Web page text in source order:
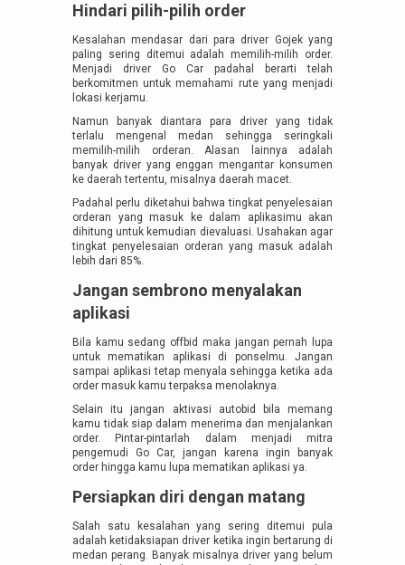
Hindari pilih-pilih order
Kesalahan mendasar dari para driver Gojek yang
paling sering ditemui adalah memilih-milih order.
Menjadi driver Go Car padahal berarti telah
berkomitmen untuk memahami rute yang menjadi
lokasi kerjamu.
Namun banyak diantara para driver yang tidak
terlalu mengenal medan sehingga seringkali
memilih-milih orderan. Alasan lainnya adalah
banyak driver yang enggan mengantar konsumen
ke daerah tertentu, misalnya daerah macet.
Padahal perlu diketahui bahwa tingkat penyelesaian
orderan yang masuk ke dalam aplikasimu akan
dihitung untuk kemudian dievaluasi. Usahakan agar
tingkat penyelesaian orderan yang masuk adalah
lebih dari 85%.
Jangan sembrono menyalakan
aplikasi
Bila kamu sedang offbid maka jangan pernah lupa
untuk mematikan aplikasi di ponselmu. Jangan
sampai aplikasi tetap menyala sehingga ketika ada
order masuk kamu terpaksa menolaknya.
Selain itu jangan aktivasi autobid bila memang
kamu tidak siap dalam menerima dan menjalankan
order. Pintar-pintarlah dalam menjadi mitra
pengemudi Go Car, jangan karena ingin banyak
order hingga kamu lupa mematikan aplikasi ya.
Persiapkan diri dengan matang
Salah satu kesalahan yang sering ditemui pula
adalah ketidaksiapan driver ketika ingin bertarung di
medan perang. Banyak misalnya driver yang belum